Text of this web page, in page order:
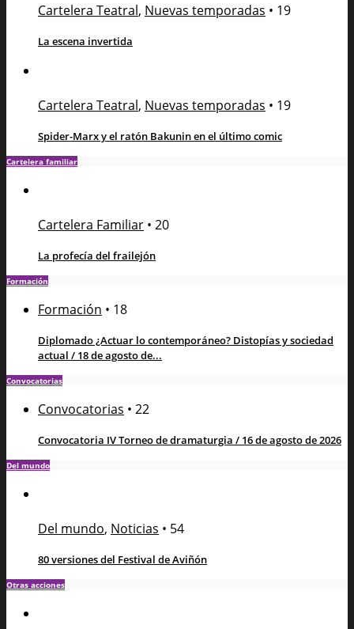
Cartelera Teatral, Nuevas temporadas • 19
La escena invertida
Cartelera Teatral, Nuevas temporadas • 19
Spider-Marx y el ratón Bakunin en el último comic
Cartelera familiar
Cartelera Familiar • 20
La profecía del frailejón
Formación
Formación • 18
Diplomado ¿Actuar lo contemporáneo? Distopías y sociedad
actual / 18 de agosto de...
Convocatorias
Convocatorias • 22
Convocatoria IV Torneo de dramaturgia / 16 de agosto de 2026
Del mundo
Del mundo, Noticias • 54
80 versiones del Festival de Aviñón
Otras acciones